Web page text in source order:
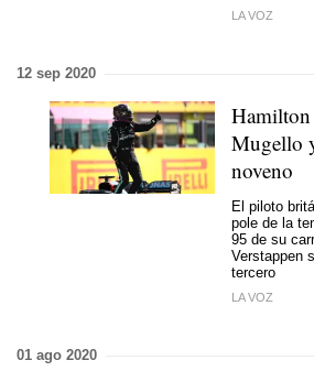
LA VOZ
12 sep 2020
Mugello
noveno
El piloto
pole de la
95 de su
Verstappen
tercero
LA VOZ
01 ago 2020